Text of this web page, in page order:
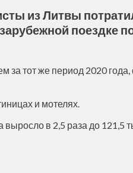
из Литвы
поездке
за тот же период 2020
и мотелях.
в 2,5 раза до 121,5